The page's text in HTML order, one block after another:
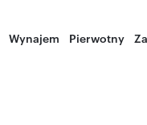
Wynajem Pierwotny